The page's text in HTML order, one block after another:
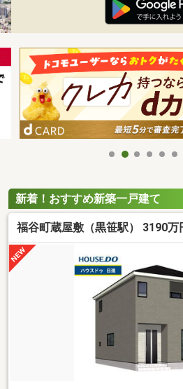
新着！おすすめ新築一戸建て
福谷町蔵屋敷（黒笹駅） 3190万